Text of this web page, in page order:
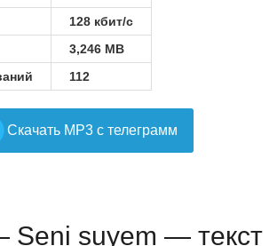
128 кбит/с
3,246 MB
112
Cкачать MP3 с телеграмм
Seni suyem — текст